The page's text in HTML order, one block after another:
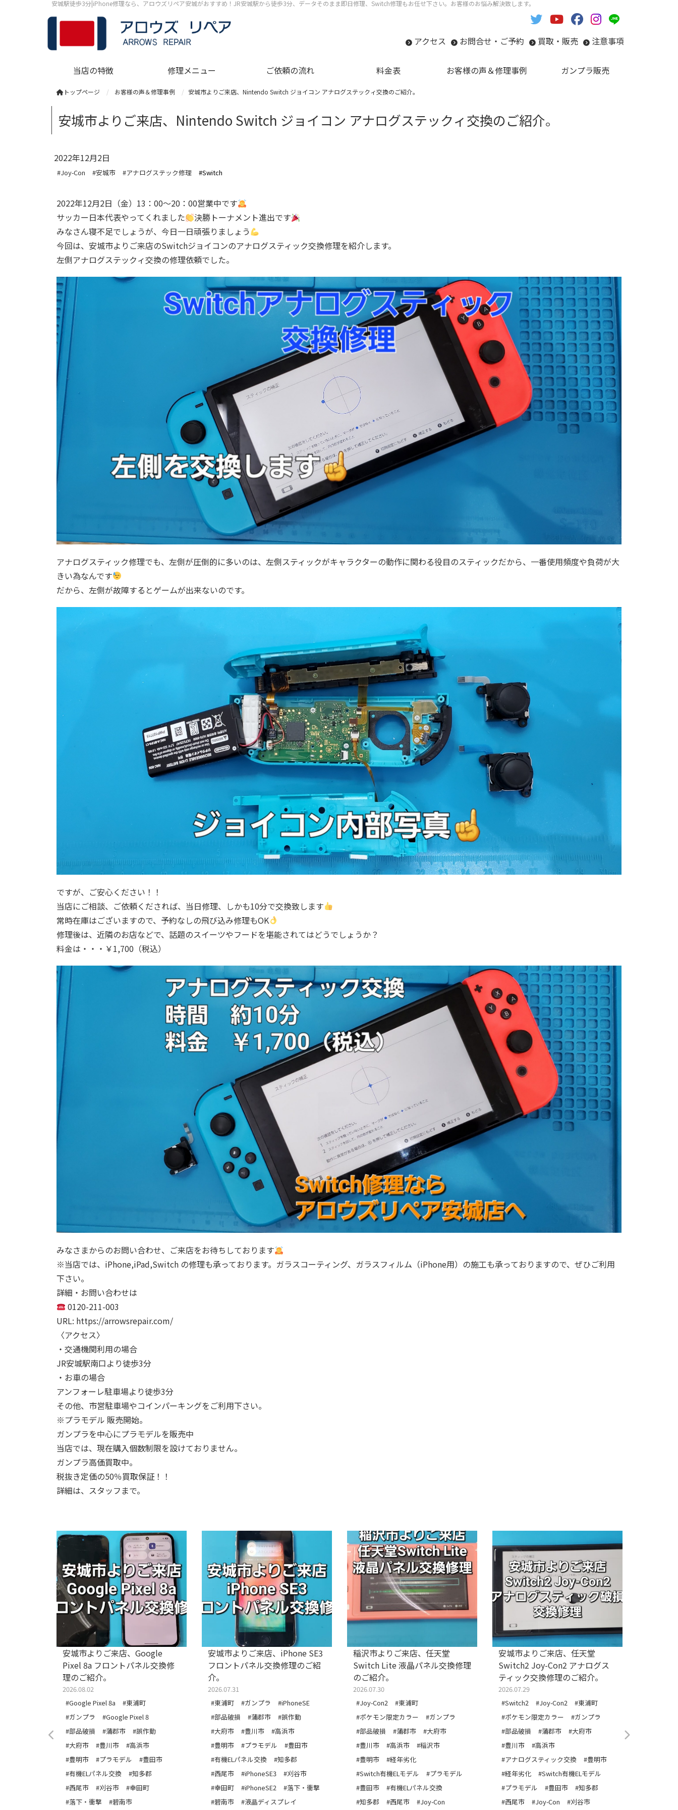
安城駅徒歩3分|iPhone修理なら、アロウズリペア安城がおすすめ！JR安城駅から徒歩3分、データそのまま即日修理、Switch修理もお任せ下さい。お客様のお悩み解決致します。
アクセス お問合せ・ご予約 買取・販売 注意事項
当店の特徴 修理メニュー ご依頼の流れ 料金表 お客様の声＆修理事例 ガンプラ販売
トップページ お客様の声＆修理事例 安城市よりご来店、Nintendo Switch ジョイコン アナログステックィ交換のご紹介。
安城市よりご来店、Nintendo Switch ジョイコン アナログステックィ交換のご紹介。
2022年12月2日
#Joy-Con #安城市 #アナログステック修理 #Switch
2022年12月2日（金）13：00～20：00営業中です
サッカー日本代表やってくれました
決勝トーナメント進出です
みなさん寝不足でしょうが、今日一日頑張りましょう
今回は、安城市よりご来店のSwitchジョイコンのアナログスティック交換修理を紹介します。
左側アナログステックィ交換の修理依頼でした。
アナログスティック修理でも、左側が圧倒的に多いのは、左側スティックがキャラクターの動作に関わる役目のスティックだから、一番使用頻度や負荷が大
きい為なんです
だから、左側が故障するとゲームが出来ないのです。
ですが、ご安心ください！！
当店にご相談、ご依頼くだされば、当日修理、しかも10分で交換致します
常時在庫はございますので、予約なしの飛び込み修理もOK
修理後は、近隣のお店などで、話題のスイーツやフードを堪能されてはどうでしょうか？
料金は・・・￥1,700（税込）
みなさまからのお問い合わせ、ご来店をお待ちしております
※当店では、iPhone,iPad,Switch の修理も承っております。ガラスコーティング、ガラスフィルム（iPhone用）の施工も承っておりますので、ぜひご利用
下さい。
詳細・お問い合わせは
0120-211-003
URL: https://arrowsrepair.com/
〈アクセス〉
・交通機関利用の場合
JR安城駅南口より徒歩3分
・お車の場合
アンフォーレ駐車場より徒歩3分
その他、市営駐車場やコインパーキングをご利用下さい。
※プラモデル 販売開始。
ガンプラを中心にプラモデルを販売中
当店では、現在購入個数制限を設けておりません。
ガンプラ高価買取中。
税抜き定価の50％買取保証！！
詳細は、スタッフまで。
安城市よりご来店、Google
Pixel 8a フロントパネル交換修
理のご紹介。
2026.08.02
#Google Pixel 8a
#東浦町
#ガンプラ
#Google Pixel 8
#部品破損
#蒲郡市
#誤作動
#大府市
#豊川市
#高浜市
#豊明市
#プラモデル
#豊田市
#有機ELパネル交換
#知多郡
#西尾市
#刈谷市
#幸田町
#落下・衝撃
#碧南市
安城市よりご来店、iPhone SE3
フロントパネル交換修理のご紹
介。
2026.07.31
#東浦町
#ガンプラ
#iPhoneSE
#部品破損
#蒲郡市
#誤作動
#大府市
#豊川市
#高浜市
#豊明市
#プラモデル
#豊田市
#有機ELパネル交換
#知多郡
#西尾市
#iPhoneSE3
#刈谷市
#幸田町
#iPhoneSE2
#落下・衝撃
#碧南市
#液晶ディスプレイ
稲沢市よりご来店、任天堂
Switch Lite 液晶パネル交換修理
のご紹介。
2026.07.30
#Joy-Con2
#東浦町
#ポケモン限定カラー
#ガンプラ
#部品破損
#蒲郡市
#大府市
#豊川市
#高浜市
#稲沢市
#豊明市
#経年劣化
#Switch有機ELモデル
#プラモデル
#豊田市
#有機ELパネル交換
#知多郡
#西尾市 #Joy-Con
安城市よりご来店、任天堂
Switch2 Joy-Con2 アナログス
ティック交換修理のご紹介。
2026.07.29
#Switch2
#Joy-Con2
#東浦町
#ポケモン限定カラー
#ガンプラ
#部品破損
#蒲郡市
#大府市
#豊川市
#高浜市
#アナログスティック交換
#豊明市
#経年劣化
#Switch有機ELモデル
#プラモデル
#豊田市
#知多郡
#西尾市
#Joy-Con #刈谷市